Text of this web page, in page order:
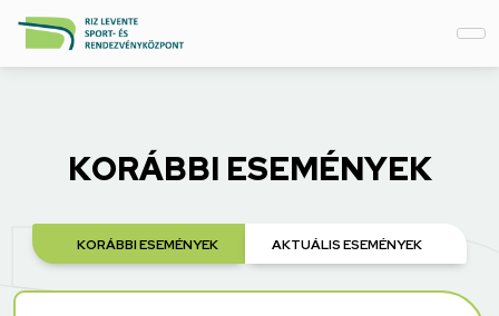
KORÁBBI ESEMÉNYEK
KORÁBBI ESEMÉNYEK AKTUÁLIS ESEMÉNYEK